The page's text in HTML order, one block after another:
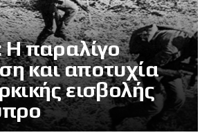
Η παραλίγο
και αποτυχία
εισβολής